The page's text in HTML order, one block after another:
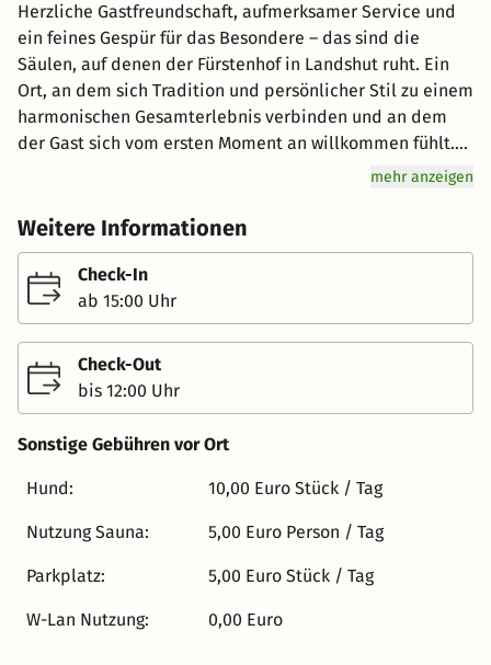
Herzliche Gastfreundschaft, aufmerksamer Service und
ein feines Gespür für das Besondere – das sind die
Säulen, auf denen der Fürstenhof in Landshut ruht. Ein
Ort, an dem sich Tradition und persönlicher Stil zu einem
harmonischen Gesamterlebnis verbinden und an dem
der Gast sich vom ersten Moment an willkommen fühlt.
Nur wenige Schritte von der eindrucksvollen Landshuter
seine Gäste mit romantischem Flair und einer
Atmosphäre, die Wärme und Eleganz ausstrahlt. Seit
1906 steht der Fürstenhof für charmante Gastlichkeit mit
Charakter – stilvoll, authentisch und voller
Persönlichkeit. Die 22 Zimmer sind in warmen Farben
und edlen Holztönen gehalten und laden mit einer
gelungenen Mischung aus klassischer Behaglichkeit und
modernem Komfort zum Entspannen ein. Wer noch etwas
mehr Ruhe sucht, findet sie in der hauseigenen Sauna –
ein kleiner Rückzugsort für Körper und Geist
(Nutzungsgebühr: 5 €). Der Fürstenhof ist mehr als ein
Genießen.
mehr anzeigen
Weitere Informationen
Check-In
ab 15:00 Uhr
Check-Out
bis 12:00 Uhr
Sonstige Gebühren vor Ort
Hund: 10,00 Euro Stück / Tag
Nutzung Sauna: 5,00 Euro Person / Tag
Parkplatz: 5,00 Euro Stück / Tag
W-Lan Nutzung: 0,00 Euro